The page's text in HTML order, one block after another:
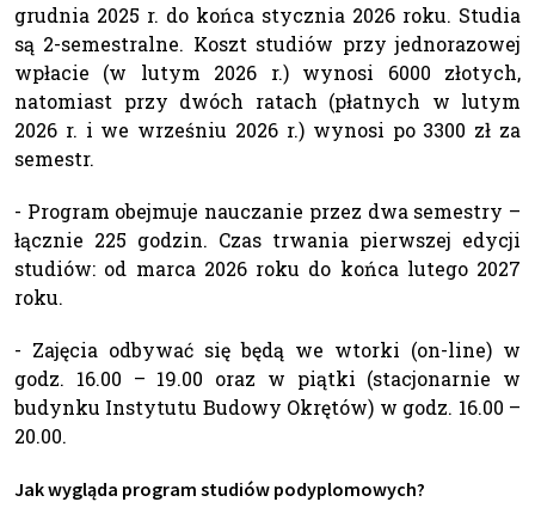
grudnia 2025 r. do końca stycznia 2026 roku. Studia
są 2-semestralne. Koszt studiów przy jednorazowej
wpłacie (w lutym 2026 r.) wynosi 6000 złotych,
natomiast przy dwóch ratach (płatnych w lutym
2026 r. i we wrześniu 2026 r.) wynosi po 3300 zł za
semestr.
- Program obejmuje nauczanie przez dwa semestry –
łącznie 225 godzin. Czas trwania pierwszej edycji
studiów: od marca 2026 roku do końca lutego 2027
roku.
- Zajęcia odbywać się będą we wtorki (on-line) w
godz. 16.00 – 19.00 oraz w piątki (stacjonarnie w
budynku Instytutu Budowy Okrętów) w godz. 16.00 –
20.00.
Jak wygląda program studiów podyplomowych?